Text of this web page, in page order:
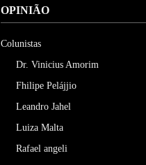
OPINIÃO
Colunistas
Dr. Vinicius Amorim
Fhilipe Pelájjio
Leandro Jahel
Luiza Malta
Rafael angeli